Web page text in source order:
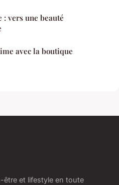
vers une beauté
avec la boutique
être et lifestyle en toute